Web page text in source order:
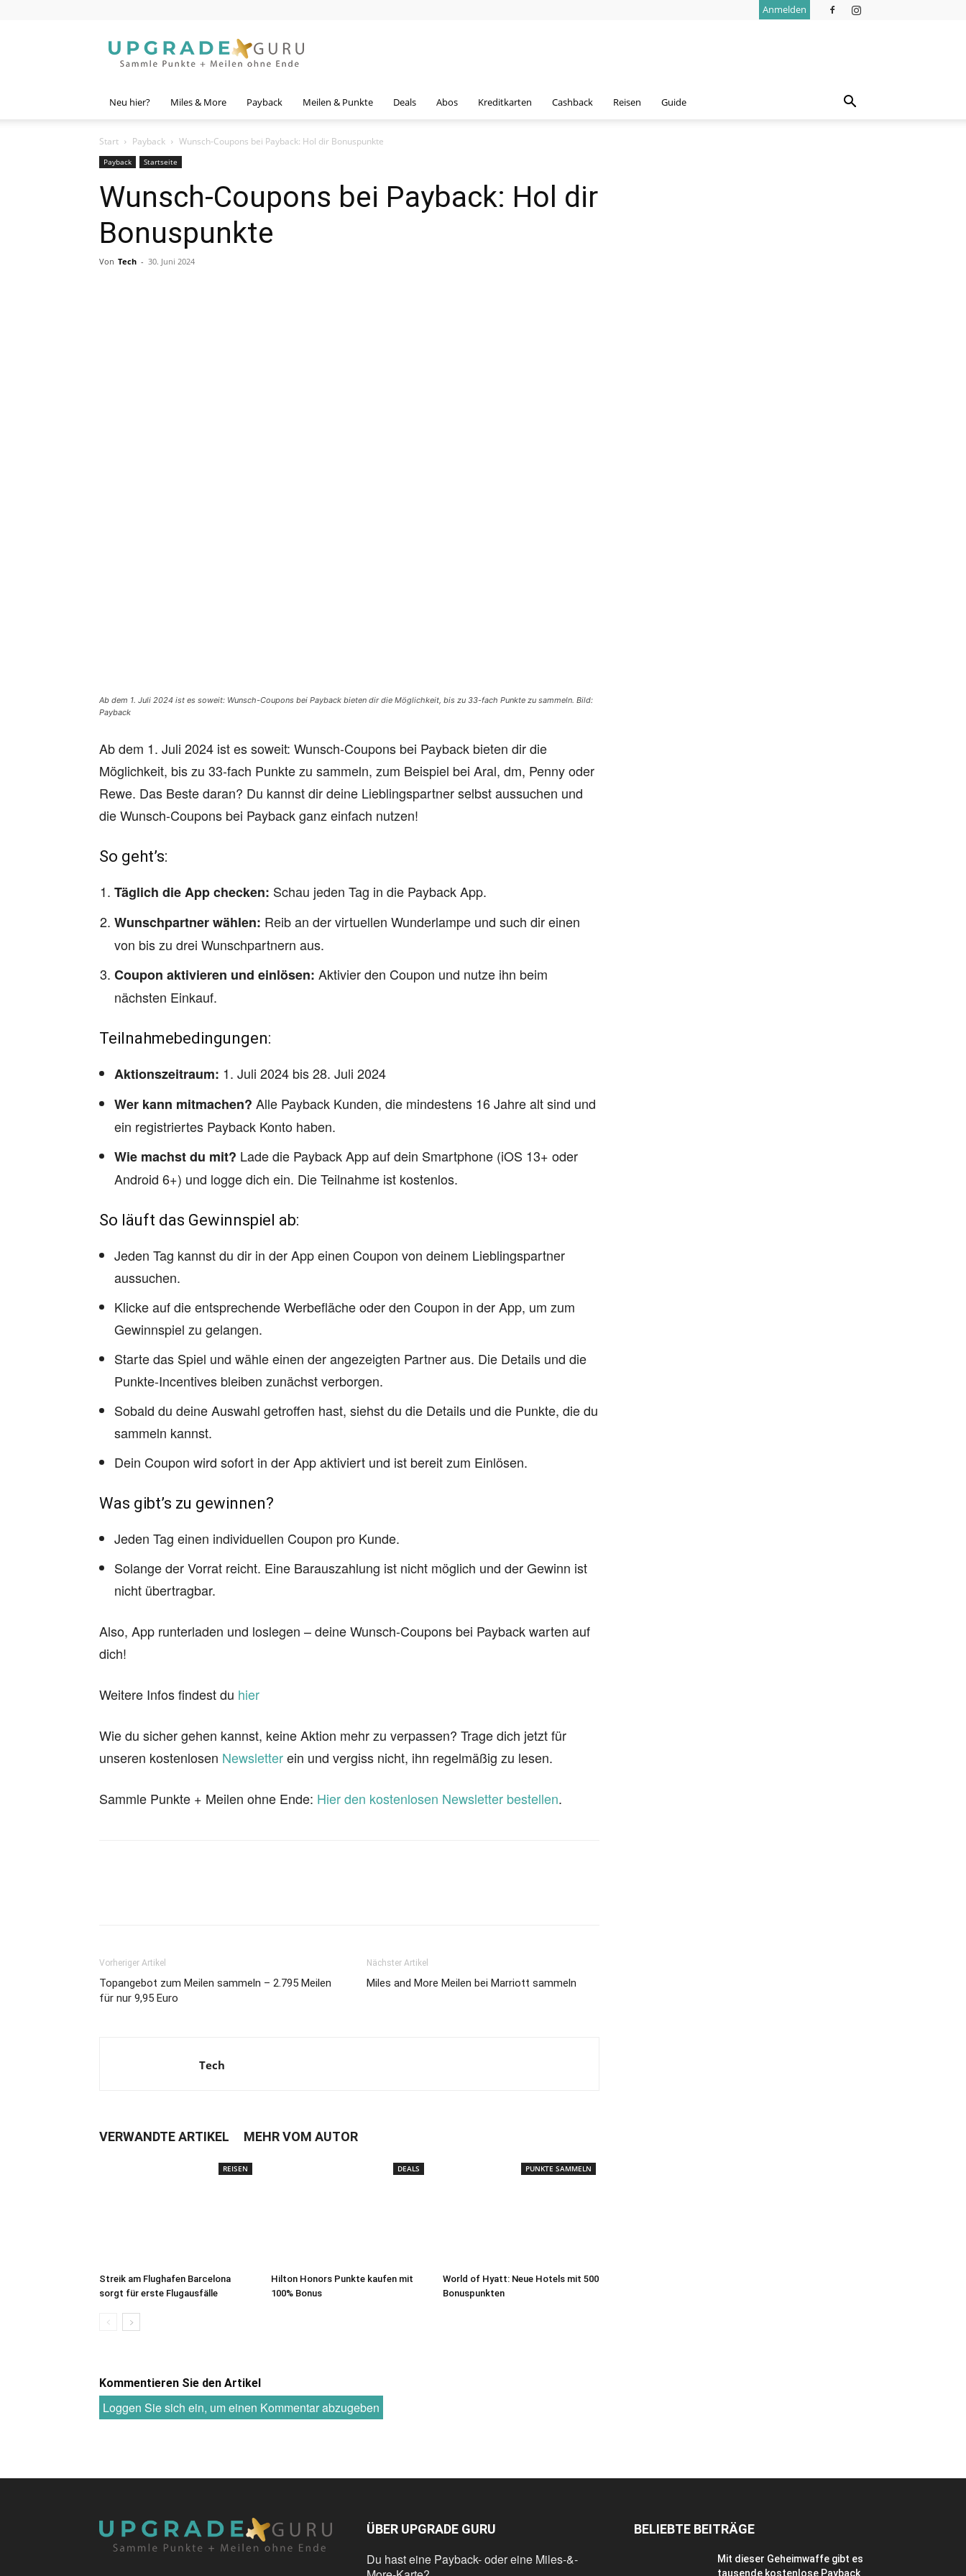
Anmelden
Guru
Neu hier? Miles & More Payback Meilen & Punkte Deals Abos Kreditkarten Cashback Reisen Guide
Start Payback Wunsch-Coupons bei Payback: Hol dir Bonuspunkte
Payback Startseite
Wunsch-Coupons bei Payback: Hol dir
Bonuspunkte
Von Tech - 30. Juni 2024
Ab dem 1. Juli 2024 ist es soweit: Wunsch-Coupons bei Payback bieten dir die Möglichkeit, bis zu 33-fach Punkte zu sammeln. Bild:
Payback
Ab dem 1. Juli 2024 ist es soweit: Wunsch-Coupons bei Payback bieten dir die
Möglichkeit, bis zu 33-fach Punkte zu sammeln, zum Beispiel bei Aral, dm, Penny oder
Rewe. Das Beste daran? Du kannst dir deine Lieblingspartner selbst aussuchen und
die Wunsch-Coupons bei Payback ganz einfach nutzen!
So geht’s:
Täglich die App checken: Schau jeden Tag in die Payback App.
Wunschpartner wählen: Reib an der virtuellen Wunderlampe und such dir einen
von bis zu drei Wunschpartnern aus.
Coupon aktivieren und einlösen: Aktivier den Coupon und nutze ihn beim
nächsten Einkauf.
Teilnahmebedingungen:
Aktionszeitraum: 1. Juli 2024 bis 28. Juli 2024
Wer kann mitmachen? Alle Payback Kunden, die mindestens 16 Jahre alt sind und
ein registriertes Payback Konto haben.
Wie machst du mit? Lade die Payback App auf dein Smartphone (iOS 13+ oder
Android 6+) und logge dich ein. Die Teilnahme ist kostenlos.
So läuft das Gewinnspiel ab:
Jeden Tag kannst du dir in der App einen Coupon von deinem Lieblingspartner
aussuchen.
Klicke auf die entsprechende Werbefläche oder den Coupon in der App, um zum
Gewinnspiel zu gelangen.
Starte das Spiel und wähle einen der angezeigten Partner aus. Die Details und die
Punkte-Incentives bleiben zunächst verborgen.
Sobald du deine Auswahl getroffen hast, siehst du die Details und die Punkte, die du
sammeln kannst.
Dein Coupon wird sofort in der App aktiviert und ist bereit zum Einlösen.
Was gibt’s zu gewinnen?
Jeden Tag einen individuellen Coupon pro Kunde.
Solange der Vorrat reicht. Eine Barauszahlung ist nicht möglich und der Gewinn ist
nicht übertragbar.
Also, App runterladen und loslegen – deine Wunsch-Coupons bei Payback warten auf
dich!
Weitere Infos findest du hier
Wie du sicher gehen kannst, keine Aktion mehr zu verpassen? Trage dich jetzt für
unseren kostenlosen Newsletterein und vergiss nicht, ihn regelmäßig zu lesen.
Sammle Punkte + Meilen ohne Ende: Hier den kostenlosen Newsletter bestellen.
Vorheriger Artikel
Topangebot zum Meilen sammeln – 2.795 Meilen
für nur 9,95 Euro
Nächster Artikel
Miles and More Meilen bei Marriott sammeln
Tech
VERWANDTE ARTIKEL MEHR VOM AUTOR
REISEN
Streik am Flughafen Barcelona
sorgt für erste Flugausfälle
DEALS
Hilton Honors Punkte kaufen mit
100% Bonus
PUNKTE SAMMELN
World of Hyatt: Neue Hotels mit 500
Bonuspunkten
Kommentieren Sie den Artikel
Loggen Sie sich ein, um einen Kommentar abzugeben
ÜBER UPGRADE GURU
Du hast eine Payback- oder eine Miles-&-
BELIEBTE BEITRÄGE
Mit dieser Geheimwaffe gibt es
tausende kostenlose Payback